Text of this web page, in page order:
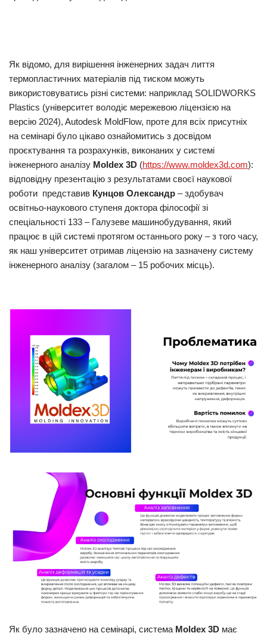
Як відомо, для вирішення інженерних задач лиття
термопластичних матеріалів під тиском можуть
використовуватись різні системи: наприклад SOLIDWORKS
Plastics (університет володіє мережевою ліцензією на
версію 2024), Autodesk MoldFlow, проте для всіх присутніх
на семінарі було цікаво ознайомитись з досвідом
проєктування та розрахунків, виконаних у системі
інженерного аналізу Moldex 3D (https://www.moldex3d.com):
відповідну презентацію з результатами своєї наукової
роботи представив Кунцов Олександр – здобувач
освітньо-наукового ступеня доктора філософії зі
спеціальності 133 – Галузеве машинобудування, який
працює в цій системі протягом останнього року – з того часу,
як наш університет отримав ліцензію на зазначену систему
інженерного аналізу (загалом – 15 робочих місць).
Як було зазначено на семінарі, система Moldex 3D має